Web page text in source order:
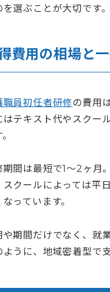
を選ぶことが大切です。
費用の相場と
職員初任者研修の費用
はテキスト代やスクー
期間は最短で1〜2ヶ月
スクールによっては平
なっています。
や期間だけでなく、就
ように、地域密着型で